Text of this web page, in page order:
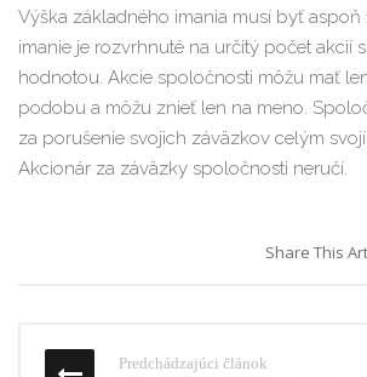
Výška základného imania musí byť aspoň
imanie je rozvrhnuté na určitý počet akcií
hodnotou. Akcie spoločnosti môžu mať
podobu a môžu znieť len na meno.
za porušenie svojich záväzkov celým
Akcionár za záväzky spoločnosti neručí.
Share This
Predchádzajúci článok